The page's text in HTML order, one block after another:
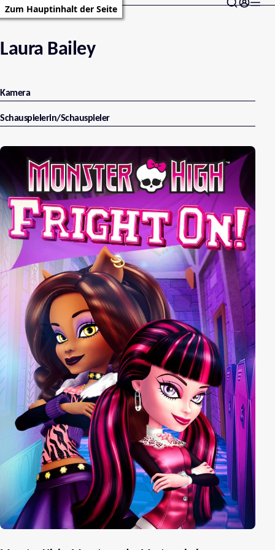
Zum Hauptinhalt der Seite
Laura Bailey
Kamera
Schauspielerin/Schauspieler